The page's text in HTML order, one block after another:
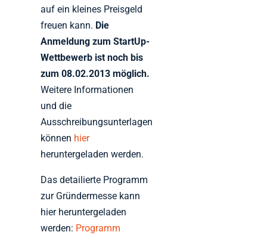
auf ein kleines Preisgeld
freuen kann. Die
Anmeldung zum StartUp-
Wettbewerb ist noch bis
zum 08.02.2013 möglich.
Weitere Informationen
und die
Ausschreibungsunterlagen
können hier
heruntergeladen werden.
Das detailierte Programm
zur Gründermesse kann
hier heruntergeladen
werden: Programm